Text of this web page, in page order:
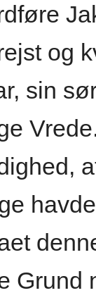
og
sin
Grund